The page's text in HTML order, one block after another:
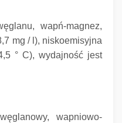
wapń-magnez,
mg / l), niskoemisyjna
° C), wydajność jest
wapniowo-